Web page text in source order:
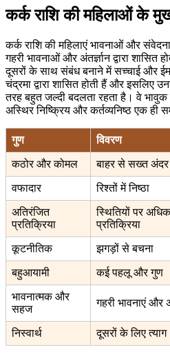
कर्क राशि की महिलाओं के
कर्क राशि की महिलाएं भावनाओं और
गहरी भावनाओं और अंतर्ज्ञान द्वारा शासित
दूसरों के साथ संबंध बनाने में सच्चाई और
चंद्रमा द्वारा शासित होती हैं और इसलिए
तरह बहुत जल्दी बदलता रहता है। वे भावुक
अस्थिर निष्क्रिय और कर्तव्यनिष्ठ एक ही
गुण विवरण
कठोर और कोमल बाहर से सख्त
वफादार रिश्तों में निष्ठा
अतिरंजित
प्रतिक्रिया
स्थितियों पर अधिक
प्रतिक्रिया
कूटनीतिक झगड़ों से बचना
बहुआयामी कई पहलू और गुण
भावनात्मक और
सहज
गहरी भावनाएं और
निस्वार्थ दूसरों के लिए त्याग